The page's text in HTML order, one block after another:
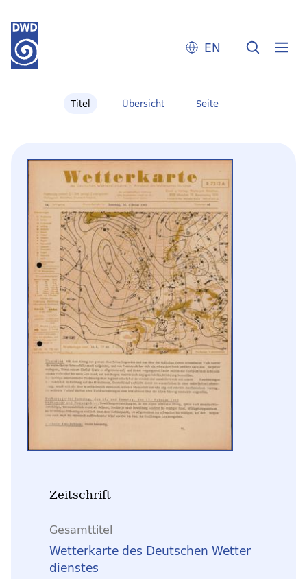
EN
Titel Übersicht Seite
Zeitschrift
Gesamttitel
Wetterkarte des Deutschen Wetter
dienstes